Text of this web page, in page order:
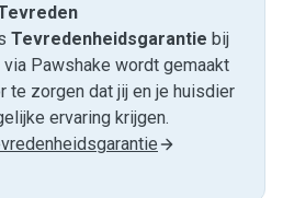
Tevredenheids­garantie bij
Pawshake wordt gemaakt
te zorgen dat jij en je huisdier
ervaring krijgen.